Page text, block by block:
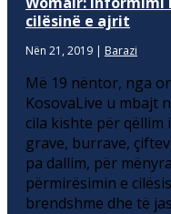
cilësinë e ajrit
Nën 21, 2019 | Barazi
Më 19 nëntor, nga
KosovaLive u mbajt
cila kishte për qëllim
grave, burrave,
pa dallim, për
përmirësimin e
brendshme dhe të